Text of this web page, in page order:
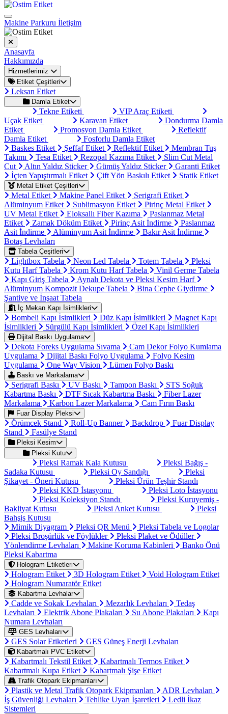
Makine Parkuru İletişim
Anasayfa
Hakkımızda
Hizmetlerimiz
Etiket Çeşitleri
Leksan Etiket
Damla Etiket
Tekne Etiketi
VIP Araç Etiketi
Uçak Etiket
Karavan Etiket
Dondurma Damla
Etiket
Promosyon Damla Etiket
Reflektif
Damla Etiket
Fosforlu Damla Etiket
Baskes Etiket
Şeffaf Etiket Reflektif Etiket
Membran Tuş
Takımı
Tesa Etiket Rezopal Kazıma Etiket
Slim Cut Metal
Cut
Altın Yaldız Sticker Gümüş Yaldız Sticker
Garanti Etiket
İçten Yapıştırmalı Etiket
Çift Yön Baskılı Etiket Statik Etiket
Metal Etiket Çeşitleri
Metal Etiket Makine Panel Etiket
Serigrafi Etiket
Alüminyum Etiket
Sublimasyon Etiket
Pirinç Metal Etiket
UV Metal Etiket
Eloksallı Fiber Kazıma
Paslanmaz Metal
Etiket
Zamak Döküm Etiket Pirinç Asit İndirme
Paslanmaz
Asit İndirme
Alüminyum Asit İndirme
Bakır Asit İndirme
Botaş Levhaları
Tabela Çeşitleri
Lightbox Tabela Neon Led Tabela Totem Tabela
Pleksi
Kutu Harf Tabela
Krom Kutu Harf Tabela
Vinil Germe Tabela
Kapı Giriş Tabela
Aynalı Dekota ve Pleksi Kesim Harf
Alüminyum Kompozit Dekupe Tabela
Bina Cephe Giydirme
Şantiye ve İnşaat Tabela
İç Mekan Kapı İsimlikleri
Bombeli Kapı İsimlikleri Düz Kapı İsimlikleri
Magnet Kapı
İsimlikleri
Sürgülü Kapı İsimlikleri Özel Kapı İsimlikleri
Dijital Baskı Uygulama
Dekota Foreks Uygulama Sıvama
Cam Dekor Folyo Kumlama
Uygulama
Dijital Baskı Folyo Uygulama
Folyo Kesim
Uygulama
One Way Vision Lümen Folyo Baskı
Baskı ve Markalama
Serigrafi Baskı UV Baskı Tampon Baskı
STS Soğuk
Kabartma Baskı
DTF Sıcak Kabartma Baskı
Fiber Lazer
Markalama
Karbon Lazer Markalama Cam Fırın Baskı
Fuar Display Pleksi
Örümcek Stand Roll-Up Banner Backdrop
Fuar Display
Stand
Fasülye Stand
Pleksi Kesim
Pleksi Kutu
Pleksi Ramak Kala Kutusu
Pleksi Bağış -
Sadaka Kutusu
Pleksi Oy Sandığı
Pleksi
Şikayet - Öneri Kutusu
Pleksi Ürün Teşhir Standı
Pleksi KKD İstasyonu
Pleksi Loto İstasyonu
Pleksi Koleksiyon Standı
Pleksi Kuruyemiş -
Bakliyat Kutusu
Pleksi Anket Kutusu
Pleksi
Bahşiş Kutusu
Mimik Diyagram
Pleksi QR Menü
Pleksi Tabela ve Logolar
Pleksi Broşürlük ve Föylükler
Pleksi Plaket ve Ödüller
Yönlendirme Levhaları
Makine Koruma Kabinleri
Banko Önü
Pleksi Kabartma
Hologram Etiketleri
Hologram Etiket 3D Hologram Etiket
Void Hologram Etiket
Hologram Numaratör Etiket
Kabartma Levhalar
Cadde ve Sokak Levhaları Mezarlık Levhaları
Tedaş
Levhaları
Elektrik Abone Plakaları Su Abone Plakaları
Kapı
Numara Levhaları
GES Levhaları
GES Solar Etiketleri GES Güneş Enerji Levhaları
Kabartmalı PVC Etiket
Kabartmalı Tekstil Etiket
Kabartmalı Termos Etiket
Kabartmalı Kupa Etiket
Kabartmalı Şişe Etiket
Trafik Otopark Ekipmanları
Plastik ve Metal Trafik Otopark Ekipmanları
ADR Levhaları
İş Güvenliği Levhaları
Tehlike Uyarı İşaretleri
Ledli İkaz
Sistemleri